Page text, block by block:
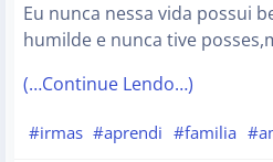
Eu nunca nessa vida possui
humilde e nunca tive
(…Continue Lendo…)
#irmas #aprendi #familia